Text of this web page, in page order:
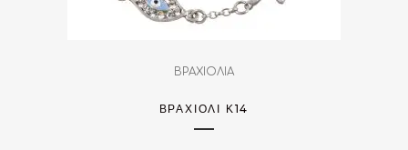
ΒΡΑΧΙΟΛΙΑ
ΒΡΑΧΙΌΛΙ Κ14